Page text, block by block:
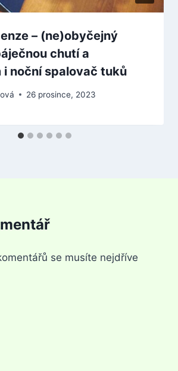
– (ne)obyčejný
chutí a
i noční spalovač tuků
26 prosince, 2023
se musíte nejdříve